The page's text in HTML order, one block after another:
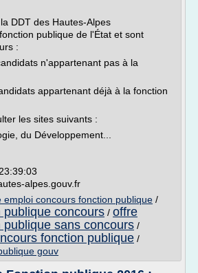
DDT des Hautes-Alpes
publique de l'État et sont
:
n'appartenant pas à la
appartenant déjà à la fonction
les sites suivants :
du Développement...
alpes.gouv.fr
emploi concours fonction publique /
concours / offre
sans concours /
fonction publique /
gouv